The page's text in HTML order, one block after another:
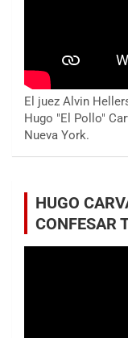
El juez Alvin
Hugo "El Pollo"
Nueva York.
HUGO
CONFESAR